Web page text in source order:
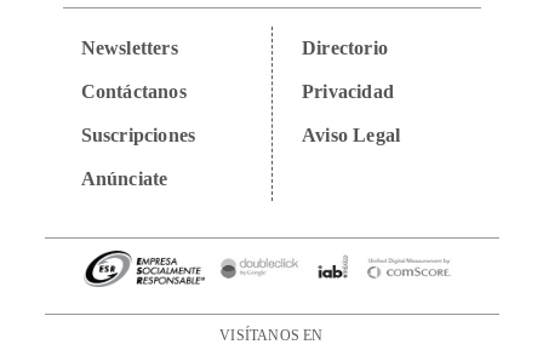
Newsletters
Contáctanos
Suscripciones
Anúnciate
Directorio
Privacidad
Aviso Legal
VISÍTANOS EN